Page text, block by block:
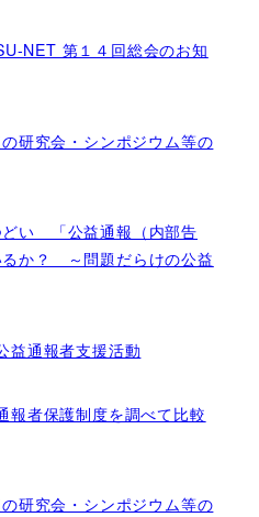
NET 第１４回総会のお知
研究会・シンポジウム等の
い 「公益通報（内部告
か？ ～問題だらけの公益
益通報者支援活動
報者保護制度を調べて比較
研究会・シンポジウム等の